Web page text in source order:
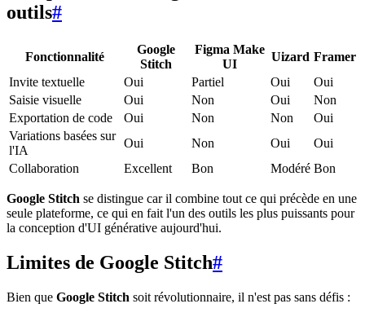
outils#
Fonctionnalité
Google
Stitch
Figma Make
UI
Uizard Framer
Invite textuelle
Oui Partiel Oui
Oui
Saisie visuelle
Oui Non Oui
Non
Exportation de code
Oui Non Non
Oui
Variations basées sur
l'IA
Oui Non Oui
Oui
Collaboration
Excellent Bon Modéré Bon
Google Stitch se distingue car il combine tout ce qui précède en une
seule plateforme, ce qui en fait l'un des outils les plus puissants pour
la conception d'UI générative aujourd'hui.
Limites de Google Stitch#
Bien que Google Stitch soit révolutionnaire, il n'est pas sans défis :